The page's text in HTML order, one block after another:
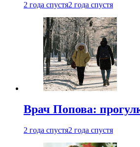
2 года спустя2 года спустя
Врач Попова:
2 года спустя2 года спустя